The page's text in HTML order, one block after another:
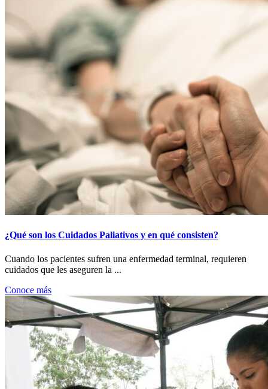
¿Qué son los Cuidados Paliativos y en qué consisten?
Cuando los pacientes sufren una enfermedad terminal, requieren
cuidados que les aseguren la ...
Conoce más